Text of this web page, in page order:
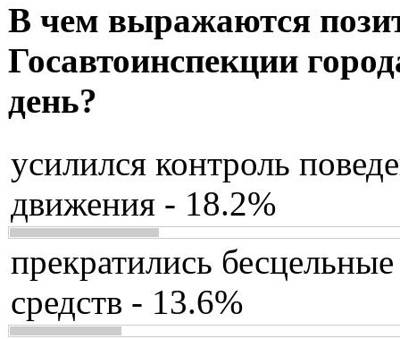
В чем выражаются
Госавтоинспекции
день?
усилился контроль
движения - 18.2%
прекратились
средств - 13.6%